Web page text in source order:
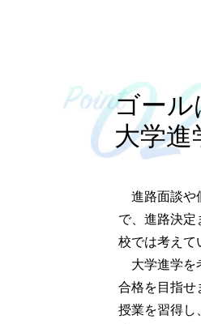
ゴール
大学進
進路面談や
で、進路決定
校では考えて
大学進学を
合格を目指せ
授業を習得し